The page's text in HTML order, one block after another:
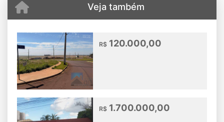
Veja também
R$ 120.000,00
R$ 1.700.000,00